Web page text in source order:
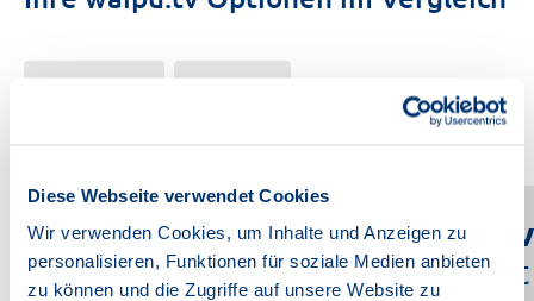
Diese Webseite verwendet Cookies
Wir verwenden Cookies, um Inhalte und Anzeigen zu
personalisieren, Funktionen für soziale Medien anbieten
zu können und die Zugriffe auf unsere Website zu
waipu.tv
Perfect Plus
waipu.tv
Comfort